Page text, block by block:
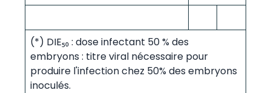
(*) DIE₅₀ : dose infectant 50 % des
embryons : titre viral nécessaire pour
produire l'infection chez 50% des embryons
inoculés.